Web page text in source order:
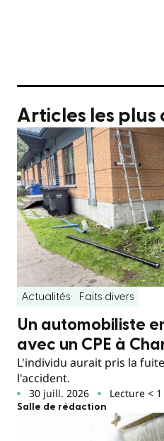
Articles les plus
Actualités Faits divers
Un automobiliste
avec un CPE à
L'individu aurait pris la
l'accident.
30 juill. 2026 Lecture <
Salle de rédaction